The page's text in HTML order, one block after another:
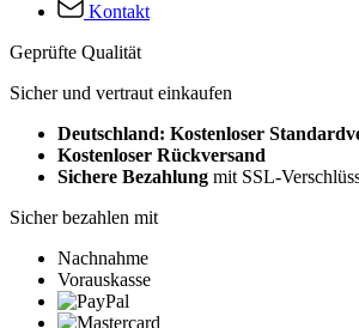
Kontakt
Geprüfte Qualität
Sicher und vertraut einkaufen
Deutschland: Kostenloser
Kostenloser Rückversand
Sichere Bezahlung mit SSL-
Sicher bezahlen mit
Nachnahme
Vorauskasse